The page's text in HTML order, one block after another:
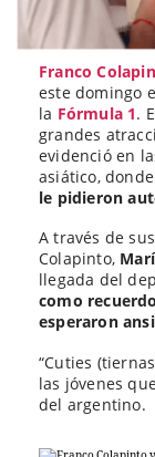
Franco
este domingo
la Fórmula 1.
grandes
evidenció en
asiático,
le pidieron
A través de
Colapinto,
llegada del
como
esperaron
“Cuties
las jóvenes
del argentino.